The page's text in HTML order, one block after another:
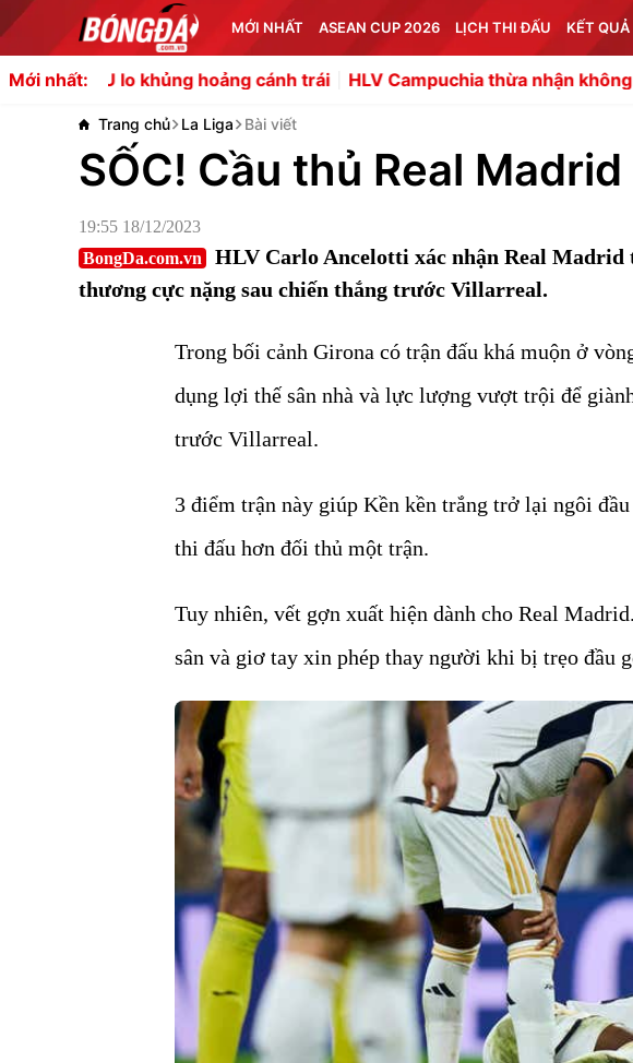
MỚI NHẤT ASEAN CUP 2026 LỊCH THI ĐẤU KẾT QUẢ
Mới nhất:
khủng hoảng cánh trái HLV Campuchia thừa nhận không tìm thấy
Trang chủ La Liga Bài viết
SỐC! Cầu thủ Real
19:55 18/12/2023
BongDa.com.vn
HLV Carlo Ancelotti xác nhận Real Madrid
thương cực nặng sau chiến thắng trước Villarreal.
Trong bối cảnh Girona có trận đấu khá muộn ở
dụng lợi thế sân nhà và lực lượng vượt trội để
trước Villarreal.
3 điểm trận này giúp Kền kền trắng trở lại ngôi
thi đấu hơn đối thủ một trận.
Tuy nhiên, vết gợn xuất hiện dành cho Real
sân và giơ tay xin phép thay người khi bị trẹo đầu